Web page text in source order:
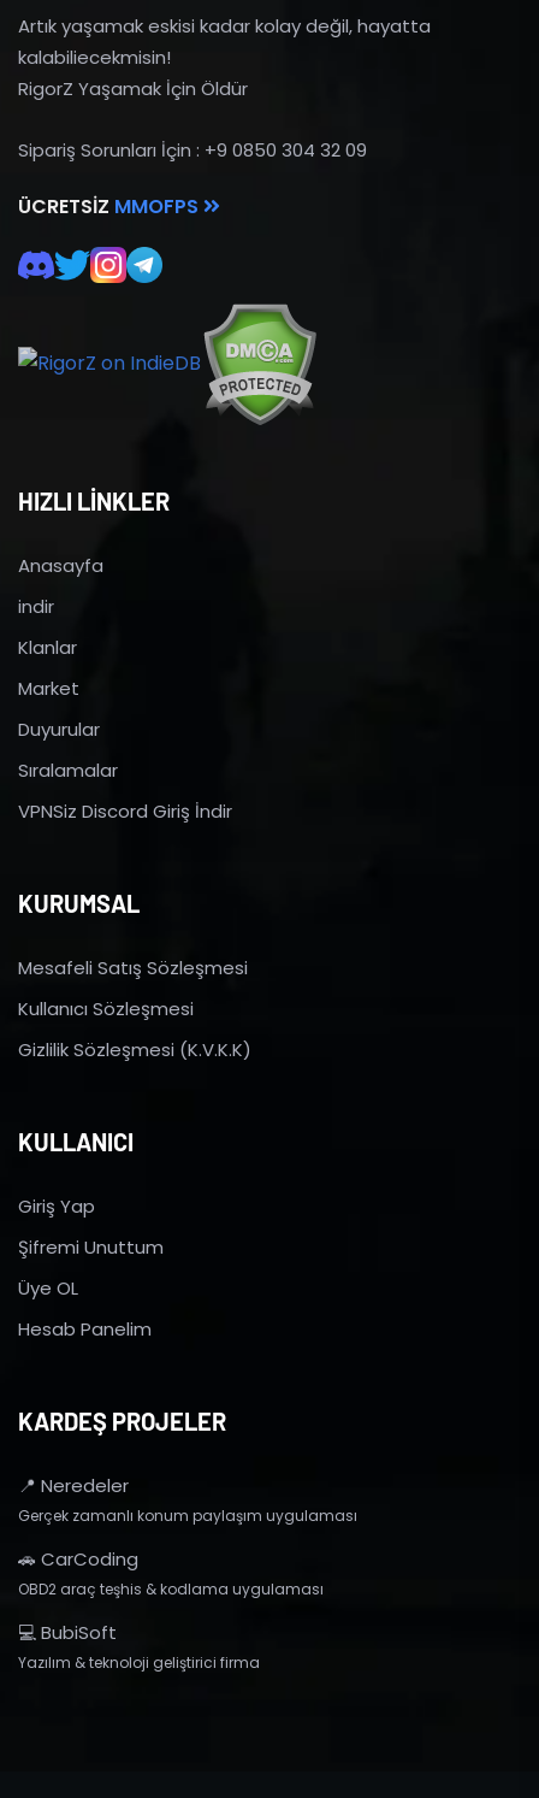
Artık yaşamak eskisi kadar kolay değil, hayatta
kalabiliecekmisin!
RigorZ Yaşamak İçin Öldür
Sipariş Sorunları İçin : +9 0850 304 32 09
ÜCRETSIZ MMOFPS
HIZLI LİNKLER
Anasayfa
indir
Klanlar
Market
Duyurular
Sıralamalar
VPNSiz Discord Giriş İndir
KURUMSAL
Mesafeli Satış Sözleşmesi
Kullanıcı Sözleşmesi
Gizlilik Sözleşmesi (K.V.K.K)
KULLANICI
Giriş Yap
Şifremi Unuttum
Üye OL
Hesab Panelim
KARDEŞ PROJELER
📍 Neredeler
Gerçek zamanlı konum paylaşım uygulaması
🚗 CarCoding
OBD2 araç teşhis & kodlama uygulaması
💻 BubiSoft
Yazılım & teknoloji geliştirici firma